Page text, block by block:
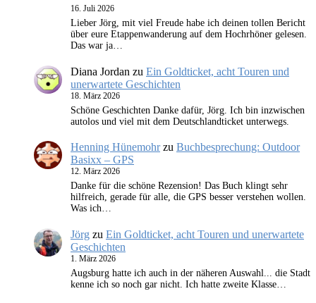
16. Juli 2026
Lieber Jörg, mit viel Freude habe ich deinen tollen Bericht
über eure Etappenwanderung auf dem Hochrhöner gelesen.
Das war ja…
Diana Jordan zu Ein Goldticket, acht Touren und
unerwartete Geschichten
18. März 2026
Schöne Geschichten Danke dafür, Jörg. Ich bin inzwischen
autolos und viel mit dem Deutschlandticket unterwegs.
Henning Hünemohrzu Buchbesprechung: Outdoor
Basixx – GPS
12. März 2026
Danke für die schöne Rezension! Das Buch klingt sehr
hilfreich, gerade für alle, die GPS besser verstehen wollen.
Was ich…
Jörg zu Ein Goldticket, acht Touren und unerwartete
Geschichten
1. März 2026
Augsburg hatte ich auch in der näheren Auswahl... die Stadt
kenne ich so noch gar nicht. Ich hatte zweite Klasse…